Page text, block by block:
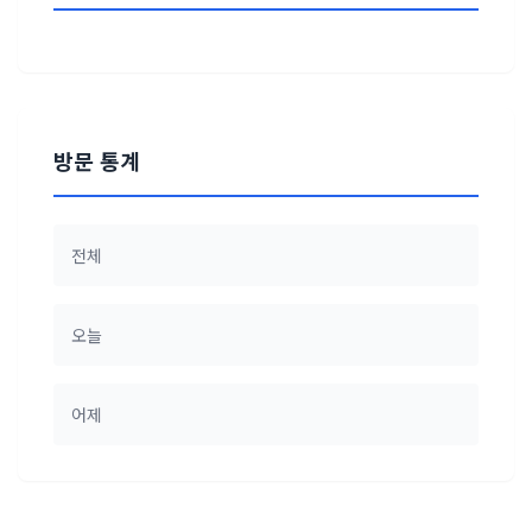
방문 통계
전체
오늘
어제